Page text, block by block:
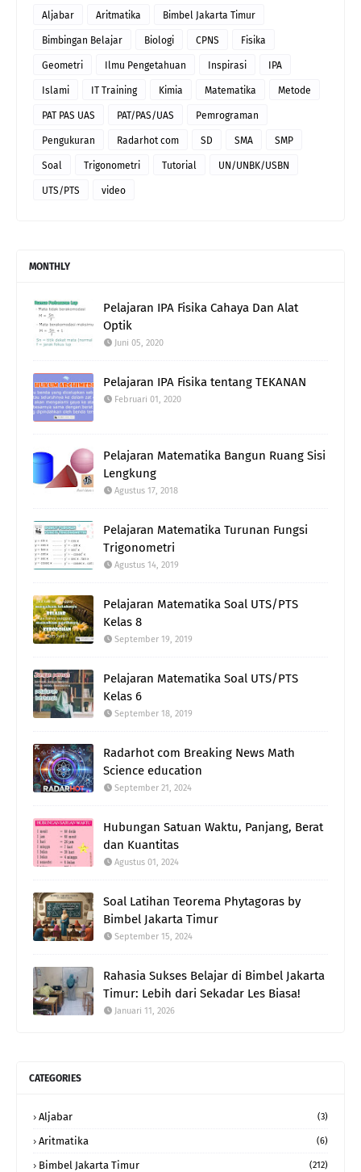
Aljabar Aritmatika Bimbel Jakarta Timur
Bimbingan Belajar Biologi CPNS Fisika
Geometri Ilmu Pengetahuan Inspirasi IPA
Islami IT Training Kimia Matematika Metode
PAT PAS UAS PAT/PAS/UAS Pemrograman
Pengukuran Radarhot com SD SMA SMP
Soal Trigonometri Tutorial UN/UNBK/USBN
UTS/PTS video
MONTHLY
Pelajaran IPA Fisika Cahaya Dan Alat
Optik
Juni 05, 2020
Pelajaran IPA Fisika tentang TEKANAN
Februari 01, 2020
Pelajaran Matematika Bangun Ruang Sisi
Lengkung
Agustus 17, 2018
Pelajaran Matematika Turunan Fungsi
Trigonometri
Agustus 14, 2019
Pelajaran Matematika Soal UTS/PTS
Kelas 8
September 19, 2019
Pelajaran Matematika Soal UTS/PTS
Kelas 6
September 18, 2019
Radarhot com Breaking News Math
Science education
September 21, 2024
Hubungan Satuan Waktu, Panjang, Berat
dan Kuantitas
Agustus 01, 2024
Soal Latihan Teorema Phytagoras by
Bimbel Jakarta Timur
September 15, 2024
Rahasia Sukses Belajar di Bimbel Jakarta
Timur: Lebih dari Sekadar Les Biasa!
Januari 11, 2026
CATEGORIES
Aljabar (3)
Aritmatika (6)
Bimbel Jakarta Timur (212)